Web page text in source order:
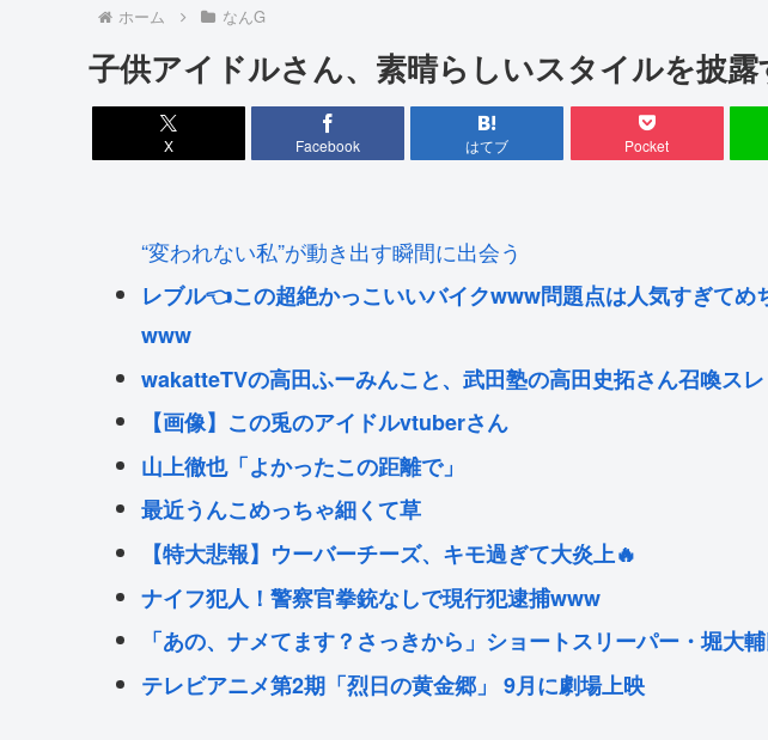
ホーム なんG
子供アイドルさん、素晴らしいスタイルを披露
X Facebook はてブ Pocket
“変われない私”が動き出す瞬間に出会う
レブル👈この超絶かっこいいバイクwww問題点は人気すぎてめ
www
wakatteTVの高田ふーみんこと、武田塾の高田史拓さん召喚スレ
【画像】この兎のアイドルvtuberさん
山上徹也「よかったこの距離で」
最近うんこめっちゃ細くて草
【特大悲報】ウーバーチーズ、キモ過ぎて大炎上🔥
ナイフ犯人！警察官拳銃なしで現行犯逮捕www
「あの、ナメてます？さっきから」ショートスリーパー・堀大
テレビアニメ第2期「烈日の黄金郷」 9月に劇場上映